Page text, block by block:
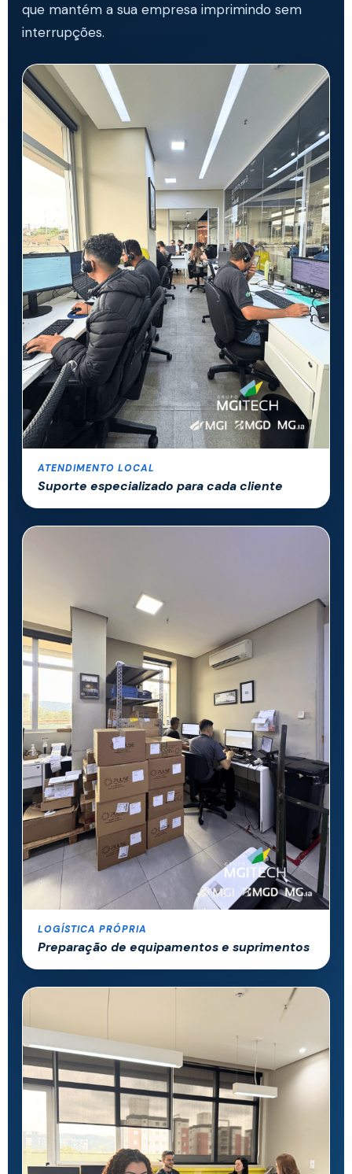
que mantém a sua empresa imprimindo sem
interrupções.
ATENDIMENTO LOCAL
Suporte especializado para cada cliente
LOGÍSTICA PRÓPRIA
Preparação de equipamentos e suprimentos